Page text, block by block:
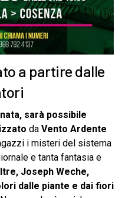
a partire dalle
sarà possibile
da Vento Ardente
i misteri del sistema
e tanta fantasia e
Joseph Weche,
dalle piante e dai fiori